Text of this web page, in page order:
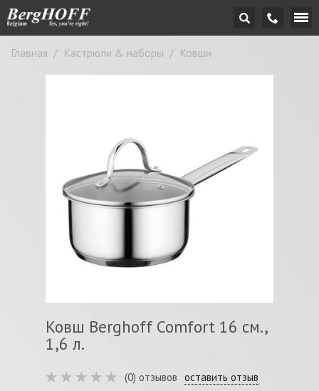
Главная / Кастрюли & наборы / Ковши
Ковш Berghoff Comfort 16 см.,
1,6 л.
(0) отзывов оставить отзыв